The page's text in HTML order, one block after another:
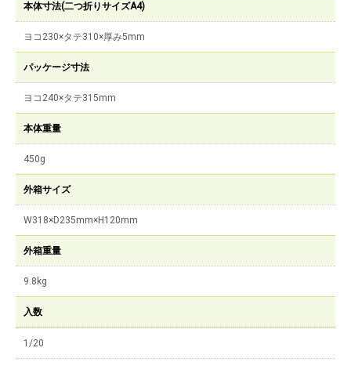
本体寸法(二つ折りサイズA4)
ヨコ230×タテ310×厚み5mm
パッケージ寸法
ヨコ240×タテ315mm
本体重量
450g
外箱サイズ
W318×D235mm×H120mm
外箱重量
9.8kg
入数
1/20